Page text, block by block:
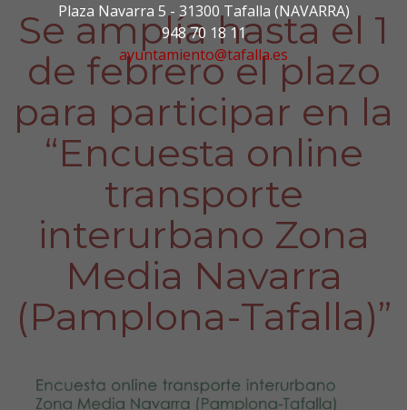
Plaza Navarra 5 - 31300 Tafalla (NAVARRA)
948 70 18 11
ayuntamiento@tafalla.es
Se amplía hasta el 1
de febrero el plazo
para participar en la
“Encuesta online
transporte
interurbano Zona
Media Navarra
(Pamplona-Tafalla)”